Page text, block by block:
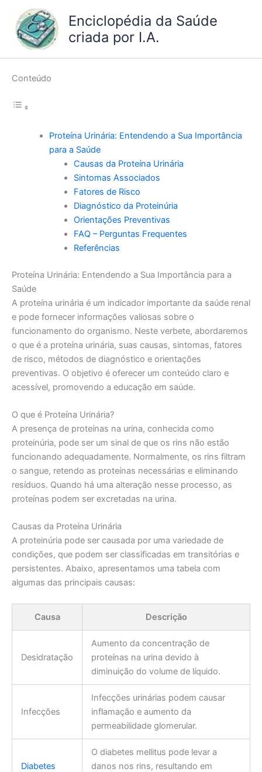
conteúdo
Enciclopédia da Saúde
criada por I.A.
Conteúdo
Proteína Urinária: Entendendo a Sua Importância
para a Saúde
Causas da Proteína Urinária
Sintomas Associados
Fatores de Risco
Diagnóstico da Proteinúria
Orientações Preventivas
FAQ – Perguntas Frequentes
Referências
Proteína Urinária: Entendendo a Sua Importância para a
Saúde
A proteína urinária é um indicador importante da saúde renal
e pode fornecer informações valiosas sobre o
funcionamento do organismo. Neste verbete, abordaremos
o que é a proteína urinária, suas causas, sintomas, fatores
de risco, métodos de diagnóstico e orientações
preventivas. O objetivo é oferecer um conteúdo claro e
acessível, promovendo a educação em saúde.
O que é Proteína Urinária?
A presença de proteínas na urina, conhecida como
proteinúria, pode ser um sinal de que os rins não estão
funcionando adequadamente. Normalmente, os rins filtram
o sangue, retendo as proteínas necessárias e eliminando
resíduos. Quando há uma alteração nesse processo, as
proteínas podem ser excretadas na urina.
Causas da Proteína Urinária
A proteinúria pode ser causada por uma variedade de
condições, que podem ser classificadas em transitórias e
persistentes. Abaixo, apresentamos uma tabela com
algumas das principais causas:
Causa Descrição
Desidratação
Aumento da concentração de
proteínas na urina devido à
diminuição do volume de líquido.
Infecções
Infecções urinárias podem causar
inflamação e aumento da
permeabilidade glomerular.
Diabetes
O diabetes mellitus pode levar a
danos nos rins, resultando em